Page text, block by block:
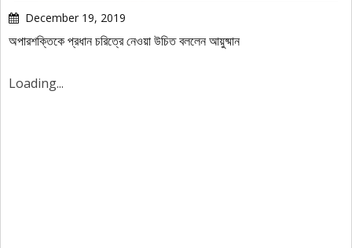
December 19, 2019
অপারশক্তিকে প্রধান চরিত্রে নেওয়া উচিত বললেন আয়ুষ্মান
Loading...